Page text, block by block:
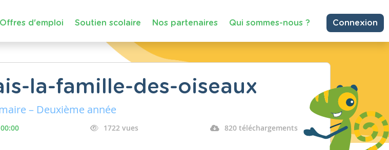
Offres d'emploi Soutien scolaire Nos partenaires Qui sommes-nous ? Connexion
la-famille-des-oiseaux
– Deuxième année
1722 vues 820 téléchargements